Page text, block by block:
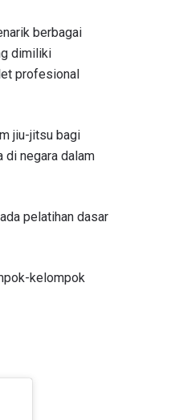
berbagai
dimiliki
profesional
jiu-jitsu bagi
di negara dalam
pelatihan dasar
kelompok
pengumpulan, penggunaan dan